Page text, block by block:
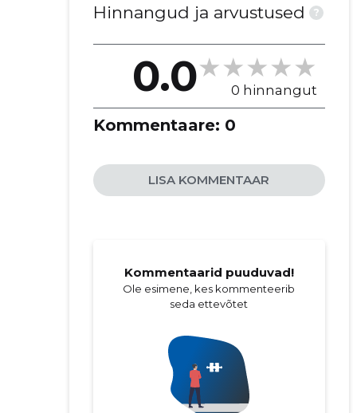
Hinnangud ja arvustused ?
0.0 0 hinnangut
Kommentaare: 0
LISA KOMMENTAAR
Kommentaarid puuduvad!
Ole esimene, kes kommenteerib
seda ettevõtet